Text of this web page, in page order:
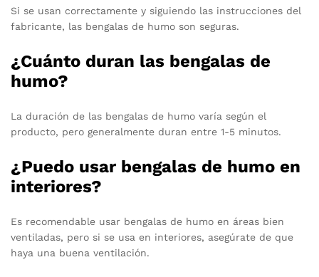
Si se usan correctamente y siguiendo las instrucciones del
fabricante, las bengalas de humo son seguras.
¿Cuánto duran las bengalas de
humo?
La duración de las bengalas de humo varía según el
producto, pero generalmente duran entre 1-5 minutos.
¿Puedo usar bengalas de humo en
interiores?
Es recomendable usar bengalas de humo en áreas bien
ventiladas, pero si se usa en interiores, asegúrate de que
haya una buena ventilación.